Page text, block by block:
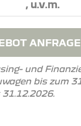
, u.v.m.
und
bis zum